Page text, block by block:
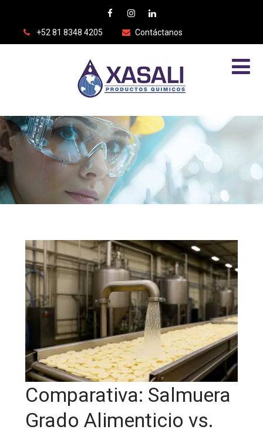
+52 81 8348 4205 Contáctanos
Comparativa: Salmuera
Grado Alimenticio vs.